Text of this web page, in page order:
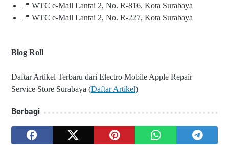
📍 WTC e-Mall Lantai 2, No. R-816, Kota Surabaya
📍 WTC e-Mall Lantai 2, No. R-227, Kota Surabaya
Blog Roll
Daftar Artikel Terbaru dari Electro Mobile Apple Repair
Service Store Surabaya (Daftar Artikel)
Berbagi